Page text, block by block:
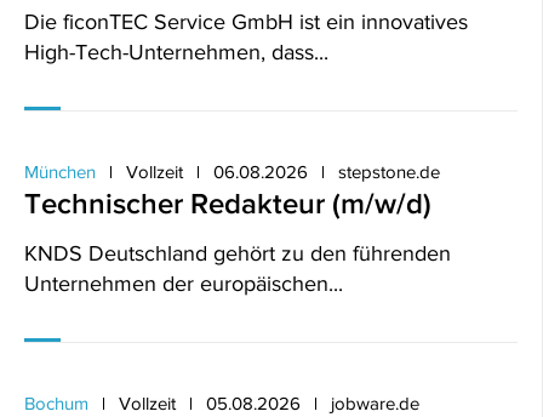
Die ficonTEC Service GmbH ist ein innovatives
High-Tech-Unternehmen, dass...
München Vollzeit 06.08.2026 stepstone.de
Technischer Redakteur (m/w/d)
KNDS Deutschland gehört zu den führenden
Unternehmen der europäischen...
Bochum Vollzeit 05.08.2026 jobware.de